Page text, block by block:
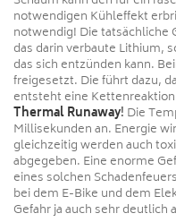
notwendigen Kühleffekt
notwendig! Die tatsächliche
das darin verbaute Lithium,
das sich entzünden kann.
freigesetzt. Die führt dazu,
entsteht eine
Thermal Runaway! Die
Millisekunden an. Energie
gleichzeitig werden auch
abgegeben. Eine enorme
eines solchen
bei dem E-Bike und dem
Gefahr ja auch sehr deutlich